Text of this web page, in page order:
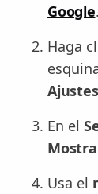
Google.
Haga
Ajustes
En el
Usa el